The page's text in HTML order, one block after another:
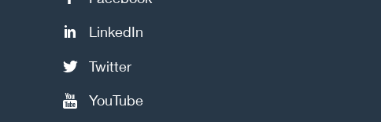
LinkedIn
Twitter
YouTube